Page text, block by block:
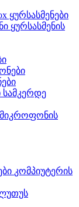
ყურსასმენები
ყურსასმენის
სამკერდე
მიკროფონის
კომპიუტერის